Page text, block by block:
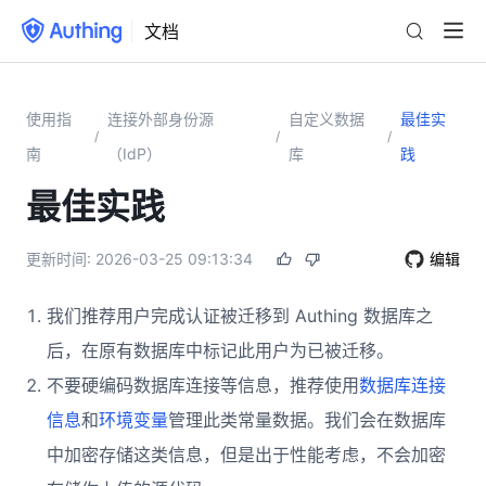
文档
使用指
南
/
连接外部身份源
（IdP）
/
自定义数据
库
/
最佳实
践
最佳实践
更新时间: 2026-03-25 09:13:34 编辑
我们推荐用户完成认证被迁移到 Authing 数据库之
后，在原有数据库中标记此用户为已被迁移。
不要硬编码数据库连接等信息，推荐使用数据库连接
信息和环境变量管理此类常量数据。我们会在数据库
中加密存储这类信息，但是出于性能考虑，不会加密